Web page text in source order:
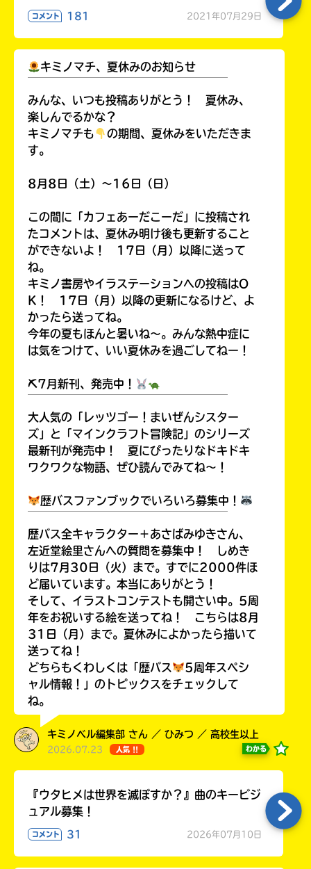
コメント 181 2021年07月29日
キミノマチ、夏休みのお知らせ
みんな、いつも投稿ありがとう！ 夏休み、
楽しんでるかな？
キミノマチも
の期間、夏休みをいただきま
す。
8月8日（土）～16日（日）
この間に「カフェあーだこーだ」に投稿され
たコメントは、夏休み明け後も更新すること
ができないよ！ 17日（月）以降に送って
ね。
キミノ書房やイラステーションへの投稿はO
K！ 17日（月）以降の更新になるけど、よ
かったら送ってね。
今年の夏もほんと暑いね～。みんな熱中症に
は気をつけて、いい夏休みを過ごしてねー！
⛏7月新刊、発売中！
大人気の「レッツゴー！まいぜんシスター
ズ」と「マインクラフト冒険記」のシリーズ
最新刊が発売中！ 夏にぴったりなドキドキ
ワクワクな物語、ぜひ読んでみてね～！
歴バスファンブックでいろいろ募集中！
歴バス全キャラクター＋あさばみゆきさん、
左近堂絵里さんへの質問を募集中！ しめき
りは7月30日（火）まで。すでに2000件ほ
ど届いています。本当にありがとう！
そして、イラストコンテストも開さい中。5周
年をお祝いする絵を送ってね！ こちらは8月
31日（月）まで。夏休みによかったら描いて
送ってね！
どちらもくわしくは「歴バス
5周年スペシ
ャル情報！」のトピックスをチェックして
ね。
キミノベル編集部 さん ／ ひみつ ／ 高校生以上
2026.07.23 人気 !! わかる
『ウタヒメは世界を滅ぼすか？』曲のキービジ
ュアル募集！
コメント 31 2026年07月10日